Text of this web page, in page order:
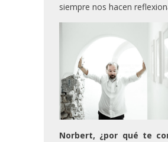
siempre nos hacen
Norbert, ¿por qué te